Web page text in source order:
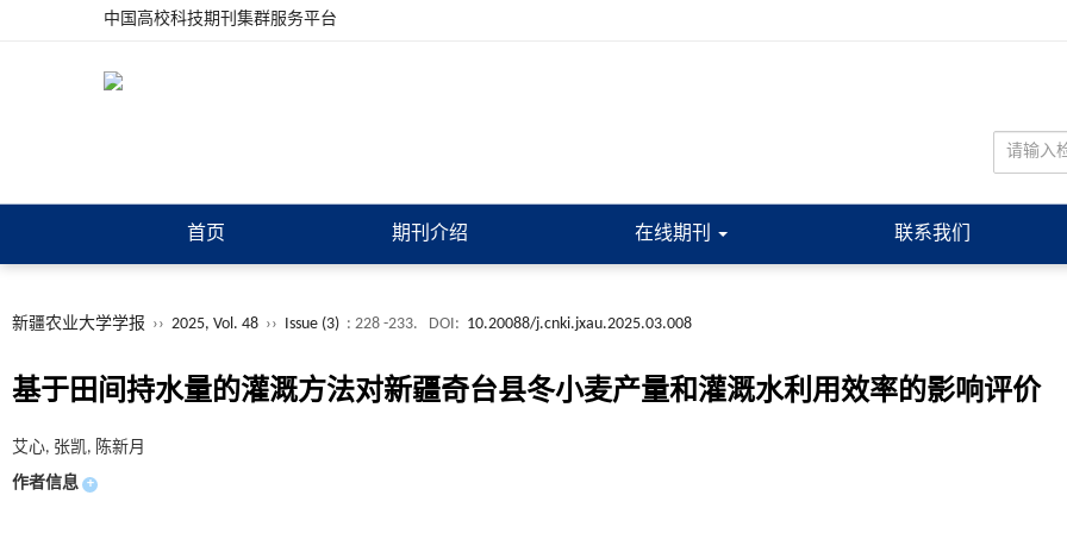
中国高校科技期刊集群服务平台
首页 期刊介绍 在线期刊 联系我们
新疆农业大学学报 ›› 2025, Vol. 48 ›› Issue (3) : 228 -233. DOI: 10.20088/j.cnki.jxau.2025.03.008
基于田间持水量的灌溉方法对新疆奇台县冬小麦产量和灌溉水利用效率的影响评价
艾心, 张凯, 陈新月
作者信息 +